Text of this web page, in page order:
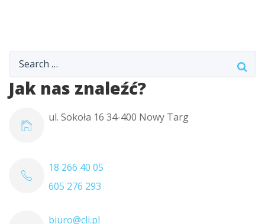
Jak nas znaleźć?
ul. Sokoła 16 34-400 Nowy Targ
18 266 40 05
605 276 293
biuro@cli.pl